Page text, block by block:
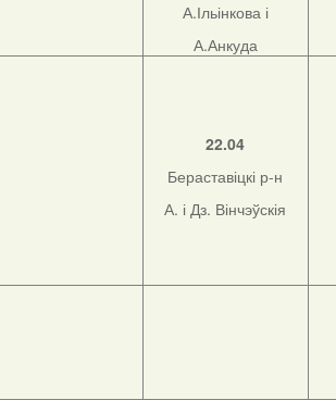
А.Ільінкова і
А.Анкуда
22.04
Бераставіцкі р-н
А. і Дз. Вінчэўскія